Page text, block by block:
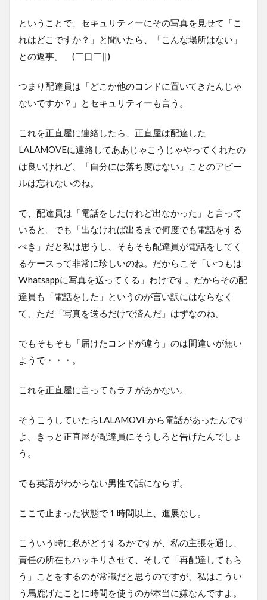
ということで、セキュリティーにその写真を見せて「こ
れはどこですか？」と聞いたら、「こんな場所はない」
との返事。 (￣口￣∥)
つまり配達員は「どこか他のコンドに置いてきたんじゃ
ないですか？」とセキュリティーも言う。
これを正直屋に連絡したら、正直屋は配達した
LALAMOVEに連絡してああじゃこうじゃやってくれたの
は良いけれど、「自分には落ち度はない」ことのアピー
ルは忘れないのね。
で、配達員は「電話をしたけれど出なかった」と言って
いると。でも「出なければ出るまで何度でも電話をする
べき」だと私は思うし、そもそも配達員が電話をしてく
るケースって非常に珍しいのね。だからこそ「いつもは
Whatsappに写真を送ってくる」わけです。だからその配
達員も「電話をした」というのが言い訳にはならなく
て、ただ「写真を送るだけで済んだ」はずなのね。
でもそもそも「届けたコンドが違う」のは間違いが無い
ようで・・・。
これを正直屋に言ってもラチがあかない。
そうこうしていたらLALAMOVEから電話があったんです
よ。きっと正直屋が配達員にそうしろと告げたんでしょ
う。
でも英語がわからない男性で話にならず。
ここで止まった状態で１時間以上、進展なし。
こういう時に私がどうするかですが、私の主張を通し、
責任の所在もハッキリさせて、そして「再配達してもら
う」ことをするのが常識だと思うのですが、私はこうい
う馬鹿げたことに時間を使うのが本当に嫌なんですよ。